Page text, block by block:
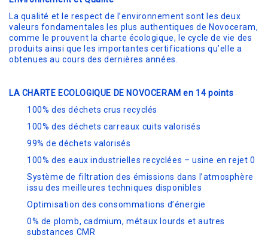
La qualité et le respect de l’environnement sont les deux
valeurs fondamentales les plus authentiques de Novoceram,
comme le prouvent la charte écologique, le cycle de vie des
produits ainsi que les importantes certifications qu’elle a
obtenues au cours des dernières années.
LA CHARTE ECOLOGIQUE DE NOVOCERAM en 14 points
100% des déchets crus recyclés
100% des déchets carreaux cuits valorisés
99% de déchets valorisés
100% des eaux industrielles recyclées – usine en rejet 0
Système de filtration des émissions dans l’atmosphère
issu des meilleures techniques disponibles
Optimisation des consommations d’énergie
0% de plomb, cadmium, métaux lourds et autres
substances CMR